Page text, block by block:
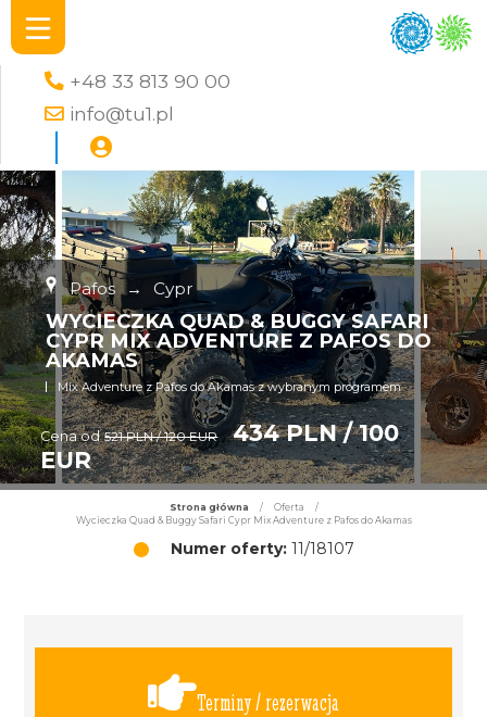
+48 33 813 90 00
info@tu1.pl
Pafos → Cypr
WYCIECZKA QUAD & BUGGY SAFARI
CYPR MIX ADVENTURE Z PAFOS DO
AKAMAS
Mix Adventure z Pafos do Akamas z wybranym programem
Cena od 521 PLN / 120 EUR
434 PLN / 100
EUR
Strona główna / Oferta
/
Wycieczka Quad & Buggy Safari Cypr Mix Adventure z Pafos do Akamas
Numer oferty:11/18107
Terminy / rezerwacja